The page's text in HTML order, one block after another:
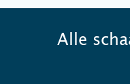
Alle